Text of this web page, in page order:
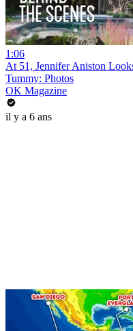
1:06
At 51, Jennifer Aniston
Tummy: Photos
OK Magazine
il y a 6 ans